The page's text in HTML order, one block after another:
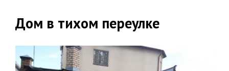
Дом в тихом переулке